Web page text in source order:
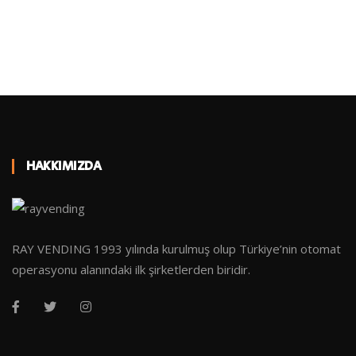
HAKKIMIZDA
RAY VENDING 1993 yılında kurulmuş olup Türkiye’nin otomat
operasyonu alanındaki ilk şirketlerden biridir.